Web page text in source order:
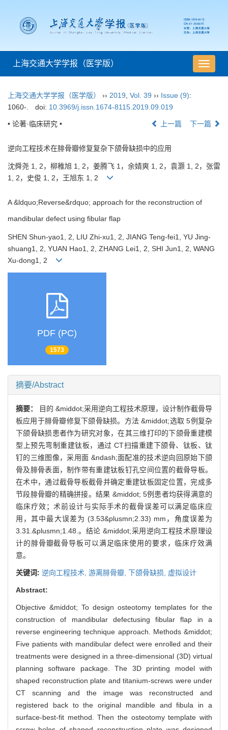
导
航
上海交通大学学报（医学版）
上海交通大学学报（医学版） ›› 2019 Vol. 39 ›› Issue (9):
1060-.
doi: 10.3969/j.issn.1674-8115.2019.09.019
• 论著·临床研究 • 上一篇 下一篇
逆向工程技术在腓骨瓣修复复杂下颌骨缺损中的应用
沈舜尧 1, 2，柳稚旭 1, 2，姜腾飞 1，余婧爽 1, 2，袁灏 1, 2，张雷
1, 2，史俊 1, 2，王旭东 1, 2
A &ldquo;Reverse&rdquo; approach for the reconstruction of
mandibular defect using fibular flap
SHEN Shun-yao1, 2, LIU Zhi-xu1, 2, JIANG Teng-fei1, YU Jing-
shuang1, 2, YUAN Hao1, 2, ZHANG Lei1, 2, SHI Jun1, 2, WANG
Xu-dong1, 2
PDF (PC)
1573
摘要/Abstract
摘要：
目的 &middot;采用逆向工程技术原理，设计制作截骨导
板应用于腓骨瓣修复下颌骨缺损。方法 &middot;选取 5例复杂
下颌骨缺损患者作为研究对象，在其三维打印的下颌骨重建模
型上预先弯制重建钛板，通过 CT扫描重建下颌骨、钛板、钛
钉的三维图像，采用面 &ndash;面配准的技术逆向回原始下颌
骨及腓骨表面，制作带有重建钛板钉孔空间位置的截骨导板。
在术中，通过截骨导板截骨并确定重建钛板固定位置，完成多
节段腓骨瓣的精确拼接。结果 &middot; 5例患者均获得满意的
临床疗效；术前设计与实际手术的截骨误差可以满足临床应
用，其中最大误差为 (3.53&plusmn;2.33) mm，角度误差为
3.31.&plusmn;1.48.。结论 &middot;采用逆向工程技术原理设
计的腓骨瓣截骨导板可以满足临床使用的要求，临床疗效满
意。
关键词: 逆向工程技术, 游离腓骨瓣, 下颌骨缺损, 虚拟设计
Abstract:
Objective &middot; To design osteotomy templates for the
construction of mandibular defectusing fibular flap in a
reverse engineering technique approach. Methods &middot;
Five patients with mandibular defect were enrolled and their
treatments were designed in a three-dimensional (3D) virtual
planning software package. The 3D printing model with
shaped reconstruction plate and titanium-screws were under
CT scanning and the image was reconstructed and
registered back to the original mandible and fibula in a
surface-best-fit method. Then the osteotomy template with